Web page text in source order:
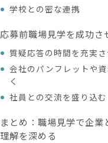
学校との密な連携
応募前職場見学を成功さ
質疑応答の時間を充実さ
会社のパンフレットや
く
社員との交流を盛り込む
まとめ：職場見学で企業
理解を深める